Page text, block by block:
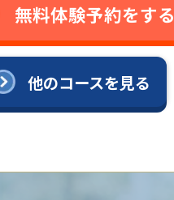
無料体験予約をする
他のコースを見る